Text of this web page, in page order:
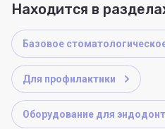
Находится в
Базовое
Для профилактики
Оборудование для